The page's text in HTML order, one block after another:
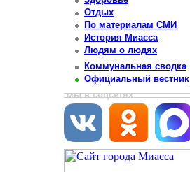
Отдых
По материалам СМИ
История Миасса
Людям о людях
Коммунальная сводка
Официальный вестник
мы в соцсетях